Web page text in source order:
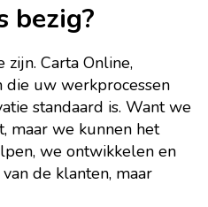
bezig?
Carta Online,
uw werkprocessen
standaard is. Want we
maar we kunnen het
we ontwikkelen en
de klanten, maar